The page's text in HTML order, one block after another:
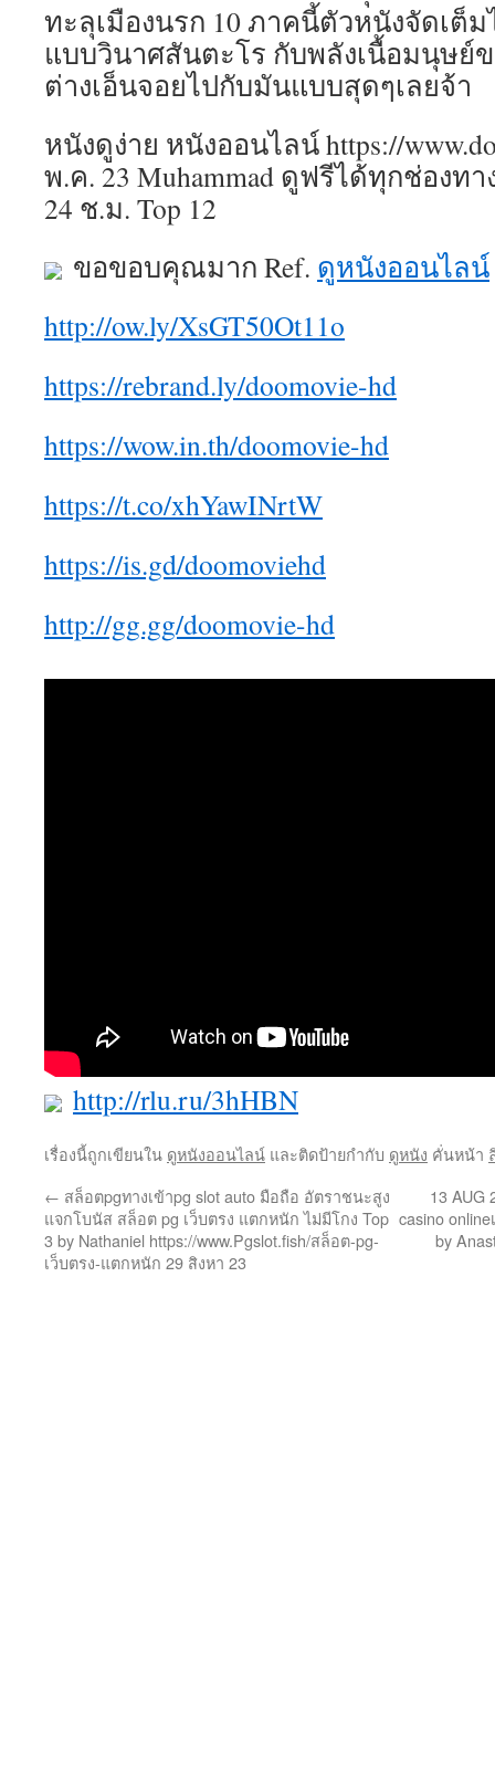
ทะลุเมืองนรก 10 ภาคนี้ตัวหนังจัดเต็
แบบวินาศสันตะโร กับพลังเนื้อมนุษย์
ต่างเอ็นจอยไปกับมันแบบสุดๆเลยจ้า
หนังดูง่าย หนังออนไลน์ https://
พ.ค. 23 Muhammad ดูฟรีได้ทุกช่องท
24 ช.ม. Top 12
ขอขอบคุณมาก Ref. ดูหนังออนไลน์
http://ow.ly/XsGT50Ot11o
https://rebrand.ly/doomovie-hd
https://wow.in.th/doomovie-hd
https://t.co/xhYawINrtW
https://is.gd/doomoviehd
http://gg.gg/doomovie-hd
http://rlu.ru/3hHBN
เรื่องนี้ถูกเขียนใน ดูหนังออนไลน์ และติดป้ายกำกับ ดูหนัง คั่นหน้า
← สล็อตpgทางเข้าpg slot auto มือถือ อัตราชนะสูง
แจกโบนัส สล็อต pg เว็บตรง แตกหนัก ไม่มีโกง Top
3 by Nathaniel https://www.Pgslot.fish/สล็อต-pg-
เว็บตรง-แตกหนัก 29 สิงหา 23
13 AUG
casino
by